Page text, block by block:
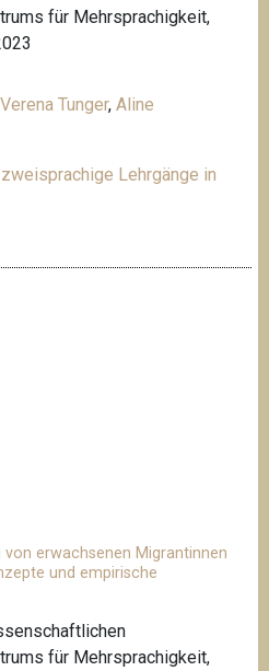
für Mehrsprachigkeit,
Verena Tunger,Aline
Lehrgänge in
von erwachsenen Migrantinnen
und empirische
für Mehrsprachigkeit,